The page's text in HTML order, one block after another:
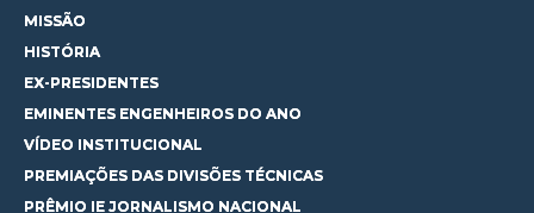
MISSÃO
HISTÓRIA
EX-PRESIDENTES
EMINENTES ENGENHEIROS DO ANO
VÍDEO INSTITUCIONAL
PREMIAÇÕES DAS DIVISÕES TÉCNICAS
PRÊMIO IE JORNALISMO NACIONAL